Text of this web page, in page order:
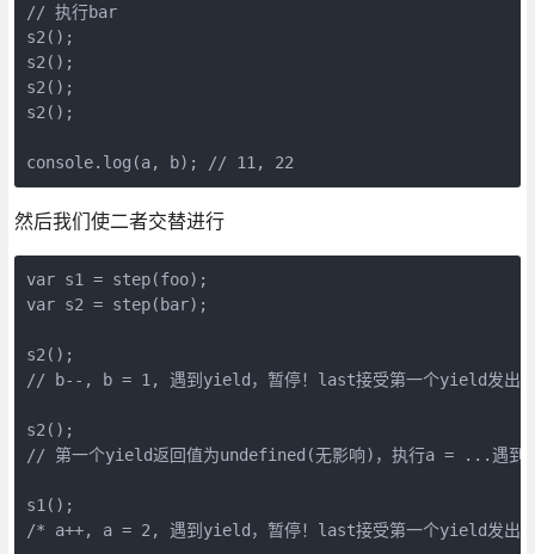
// 执行bar
s2();
s2();
s2();
s2();
console.log(a, b); // 11, 22
然后我们使二者交替进行
var s1 = step(foo);
var s2 = step(bar);
s2();
// b--, b = 1, 遇到yield，暂停！last接受第一个yield发出
s2();
// 第一个yield返回值为undefined(无影响)，执行a = ...遇到
s1();
/* a++, a = 2, 遇到yield，暂停！last接受第一个yield发出